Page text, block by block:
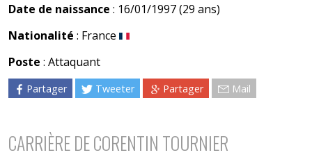
Date de naissance : 16/01/1997 (29 ans)
Nationalité : France
Poste : Attaquant
Partager Tweeter Partager Mail
CARRIÈRE DE CORENTIN TOURNIER